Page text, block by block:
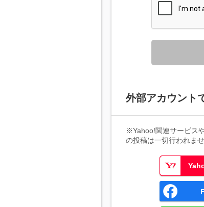
外部アカウント
※Yahoo!関連サービス
の投稿は一切行われませ